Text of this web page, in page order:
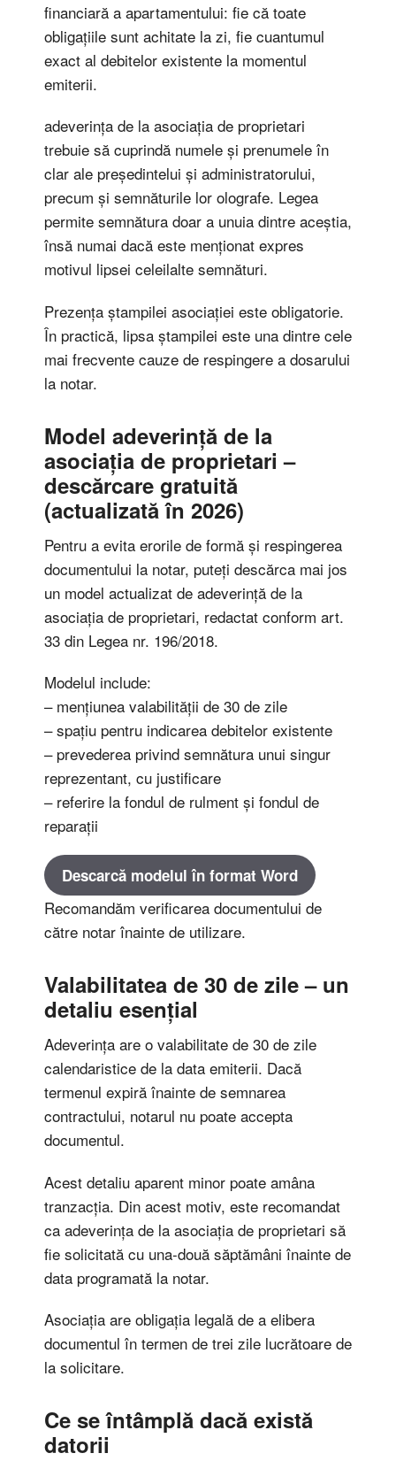
financiară a apartamentului: fie că toate
obligațiile sunt achitate la zi, fie cuantumul
exact al debitelor existente la momentul
emiterii.
adeverința de la asociația de proprietari
trebuie să cuprindă numele și prenumele în
clar ale președintelui și administratorului,
precum și semnăturile lor olografe. Legea
permite semnătura doar a unuia dintre aceștia,
însă numai dacă este menționat expres
motivul lipsei celeilalte semnături.
Prezența ștampilei asociației este obligatorie.
În practică, lipsa ștampilei este una dintre cele
mai frecvente cauze de respingere a dosarului
la notar.
Model adeverință de la
asociația de proprietari –
descărcare gratuită
(actualizată în 2026)
Pentru a evita erorile de formă și respingerea
documentului la notar, puteți descărca mai jos
un model actualizat de adeverință de la
asociația de proprietari, redactat conform art.
33 din Legea nr. 196/2018.
Modelul include:
– mențiunea valabilității de 30 de zile
– spațiu pentru indicarea debitelor existente
– prevederea privind semnătura unui singur
reprezentant, cu justificare
– referire la fondul de rulment și fondul de
reparații
Descarcă modelul în format Word
Recomandăm verificarea documentului de
către notar înainte de utilizare.
Valabilitatea de 30 de zile – un
detaliu esențial
Adeverința are o valabilitate de 30 de zile
calendaristice de la data emiterii. Dacă
termenul expiră înainte de semnarea
contractului, notarul nu poate accepta
documentul.
Acest detaliu aparent minor poate amâna
tranzacția. Din acest motiv, este recomandat
ca adeverința de la asociația de proprietari să
fie solicitată cu una-două săptămâni înainte de
data programată la notar.
Asociația are obligația legală de a elibera
documentul în termen de trei zile lucrătoare de
la solicitare.
Ce se întâmplă dacă există
datorii